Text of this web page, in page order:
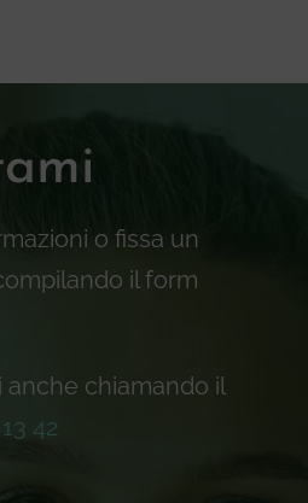
o fissa un
il form
chiamando il
42